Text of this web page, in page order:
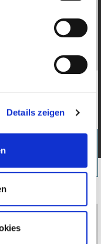
Details zeigen
Qualität